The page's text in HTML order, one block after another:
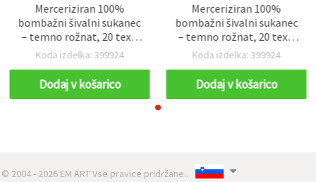
Merceriziran 100%
bombažni šivalni sukanec
– temno rožnat, 20 tex x
2, močan, navitek 1000 m
Koda izdelka: 399924
Dodaj v košarico
Merceriziran 100%
bombažni šivalni sukanec
– temno rožnat, 20 tex x
2, močan, navitek 1000 m
Koda izdelka: 399924
Dodaj v košarico
© 2004 - 2026 EM ART Vse pravice pridržane..